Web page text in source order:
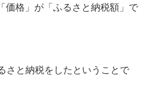
価格」が「ふるさと納税額」で
さと納税をしたということで